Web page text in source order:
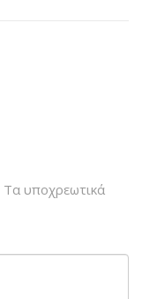
Τα υποχρεωτικά